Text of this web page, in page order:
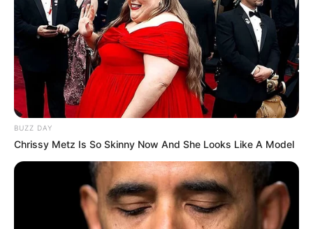
BUZZ DAY
Chrissy Metz Is So Skinny Now And She Looks Like A Model